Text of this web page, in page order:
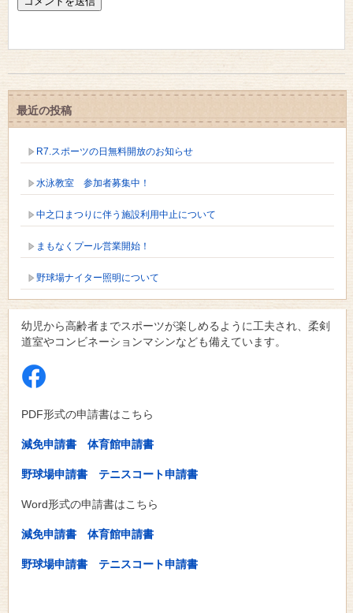
最近の投稿
R7.スポーツの日無料開放のお知らせ
水泳教室 参加者募集中！
中之口まつりに伴う施設利用中止について
まもなくプール営業開始！
野球場ナイター照明について
幼児から高齢者までスポーツが楽しめるように工夫され、柔剣
道室やコンビネーションマシンなども備えています。
PDF形式の申請書はこちら
減免申請書 体育館申請書
野球場申請書 テニスコート申請書
Word形式の申請書はこちら
減免申請書 体育館申請書
野球場申請書 テニスコート申請書